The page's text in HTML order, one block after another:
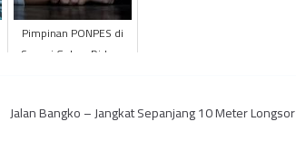
Pimpinan PONPES di
Sungai Gelam Diduga
Jalan Bangko – Jangkat Sepanjang 10 Meter Longsor